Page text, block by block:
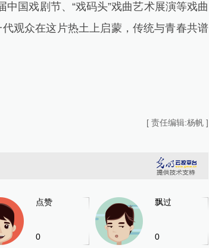
戏剧节、“戏码头”戏曲艺术展演等戏曲
观众在这片热土上启蒙，传统与青春共谱
[ 责任编辑:杨帆 ]
点赞
0
飘过
0